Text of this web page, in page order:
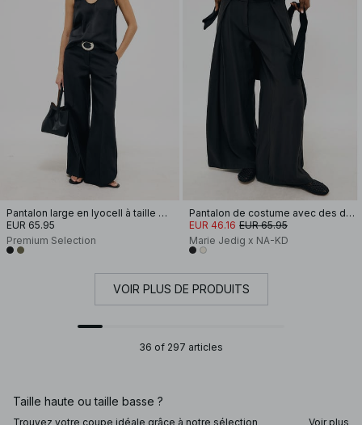
Pantalon large en lyocell à taille mi-haute
EUR 65.95
Premium Selection
Pantalon de costume avec des détails plissés
EUR 46.16 EUR 65.95
Marie Jedig x NA-KD
VOIR PLUS DE PRODUITS
36 of 297 articles
Taille haute ou taille basse ?
Trouvez votre coupe idéale grâce à notre sélection
Voir plus